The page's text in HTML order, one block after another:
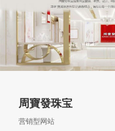
周寶發珠宝
营销型网站